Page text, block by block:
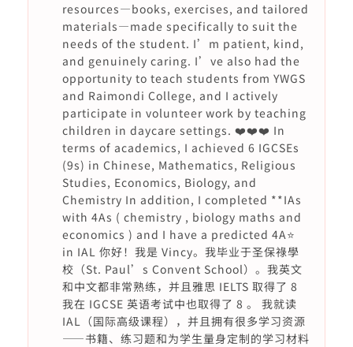
resources—books, exercises, and tailored
materials—made specifically to suit the
needs of the student. I’m patient, kind,
and genuinely caring. I’ve also had the
opportunity to teach students from YWGS
and Raimondi College, and I actively
participate in volunteer work by teaching
children in daycare settings. ❤️❤️❤️ In
terms of academics, I achieved 6 IGCSEs
(9s) in Chinese, Mathematics, Religious
Studies, Economics, Biology, and
Chemistry In addition, I completed **IAs
with 4As ( chemistry , biology maths and
economics ) and I have a predicted 4A⭐️
in IAL 你好！我是 Vincy。我毕业于圣保祿學
校（St. Paul’s Convent School）。我英文
和中文都非常熟练，并且雅思 IELTS 取得了 8
我在 IGCSE 英语考试中也取得了 8 。 我就读
IAL（国际高级课程），并且拥有很多学习资源
——书籍、练习题和为学生量身定制的学习材料